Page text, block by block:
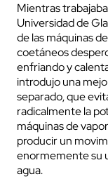
Mientras
Universidad de
de las máquinas
coetáneos
enfriando y
introdujo una
separado, que
radicalmente la
máquinas de
producir un
enormemente su
agua.